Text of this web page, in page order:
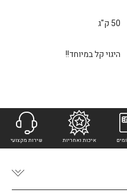
50 ק"ג
היגוי קל במיוחד!!
איכות ואחריות שירות מקצועי